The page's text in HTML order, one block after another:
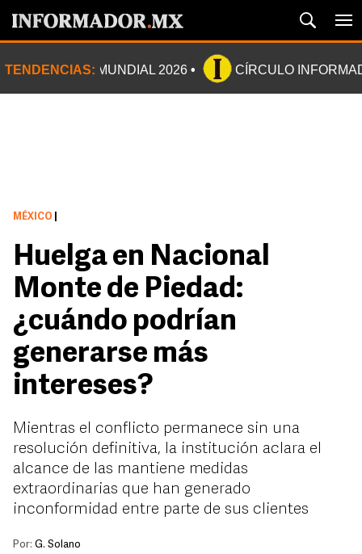
TENDENCIAS: MUNDIAL 2026 CÍRCULO
MÉXICO
Huelga en Nacional
Monte de Piedad:
¿cuándo podrían
generarse más
intereses?
Mientras el conflicto permanece sin una
resolución definitiva, la institución aclara el
alcance de las mantiene medidas
extraordinarias que han generado
inconformidad entre parte de sus clientes
Por: G. Solano